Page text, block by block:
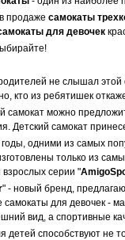
продаже самокаты
для девочек
не слышал
кто из ребятишек
самокат можно
Детский самокат
одними из самых
только из
взрослых серии "
" - новый бренд,
самокаты для девочек -
вид, а спортивные
детей способствуют не